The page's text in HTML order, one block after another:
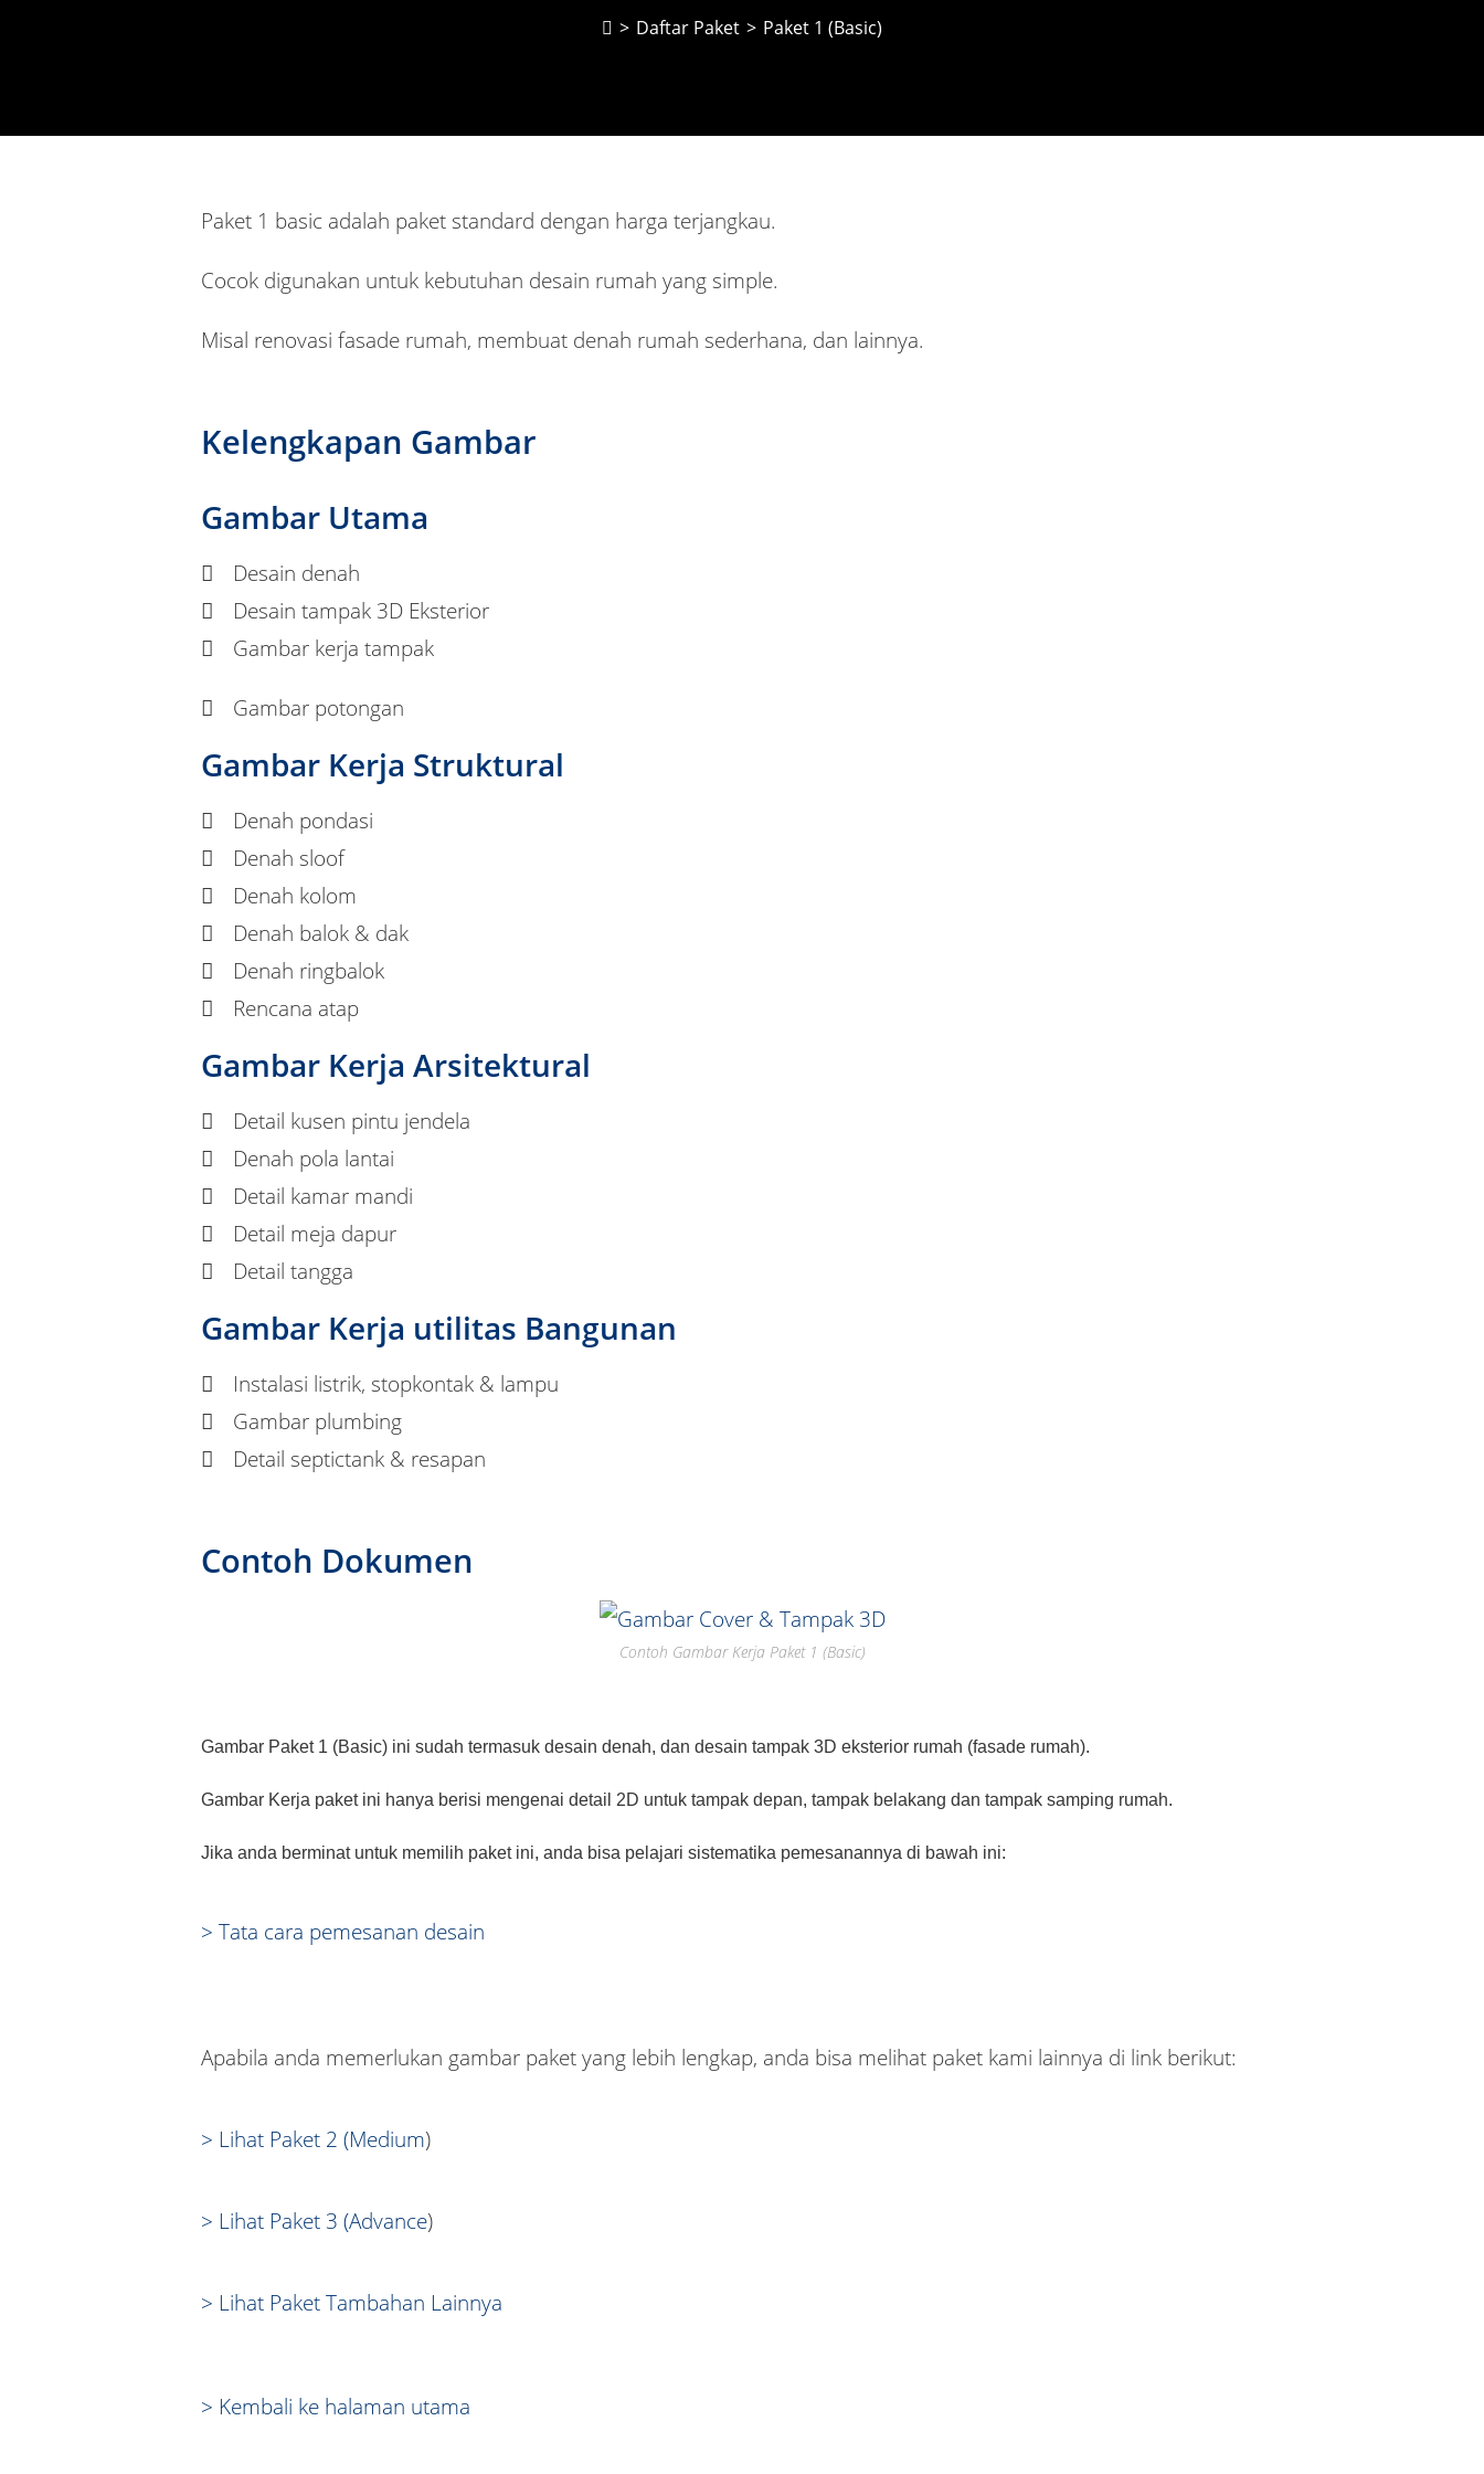
> Daftar Paket > Paket 1 (Basic)
Paket 1 basic adalah paket standard dengan harga terjangkau.
Cocok digunakan untuk kebutuhan desain rumah yang simple.
Misal renovasi fasade rumah, membuat denah rumah sederhana, dan lainnya.
Kelengkapan Gambar
Gambar Utama
Desain denah
Desain tampak 3D Eksterior
Gambar kerja tampak
Gambar potongan
Gambar Kerja Struktural
Denah pondasi
Denah sloof
Denah kolom
Denah balok & dak
Denah ringbalok
Rencana atap
Gambar Kerja Arsitektural
Detail kusen pintu jendela
Denah pola lantai
Detail kamar mandi
Detail meja dapur
Detail tangga
Gambar Kerja utilitas Bangunan
Instalasi listrik, stopkontak & lampu
Gambar plumbing
Detail septictank & resapan
Contoh Dokumen
Contoh Gambar Kerja Paket 1 (Basic)
Gambar Paket 1 (Basic) ini sudah termasuk desain denah, dan desain tampak 3D eksterior rumah (fasade rumah).
Gambar Kerja paket ini hanya berisi mengenai detail 2D untuk tampak depan, tampak belakang dan tampak samping rumah.
Jika anda berminat untuk memilih paket ini, anda bisa pelajari sistematika pemesanannya di bawah ini:
> Tata cara pemesanan desain
Apabila anda memerlukan gambar paket yang lebih lengkap, anda bisa melihat paket kami lainnya di link berikut:
> Lihat Paket 2 (Medium)
> Lihat Paket 3 (Advance)
> Lihat Paket Tambahan Lainnya
> Kembali ke halaman utama